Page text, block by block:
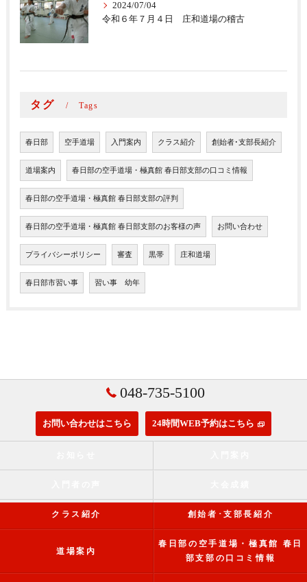
2024/07/04
令和６年７月４日 庄和道場の稽古
タグ Tags
春日部 空手道場 入門案内 クラス紹介 創始者･支部長紹介
道場案内 春日部の空手道場・極真館 春日部支部の口コミ情報
春日部の空手道場・極真館 春日部支部の評判
春日部の空手道場・極真館 春日部支部のお客様の声 お問い合わせ
プライバシーポリシー 審査 黒帯 庄和道場
春日部市習い事 習い事 幼年
048-735-5100
お問い合わせはこちら 24時間WEB予約はこちら
クラス紹介 創始者･支部長紹介
道場案内
春日部の空手道場・極真館 春日
部支部の口コミ情報